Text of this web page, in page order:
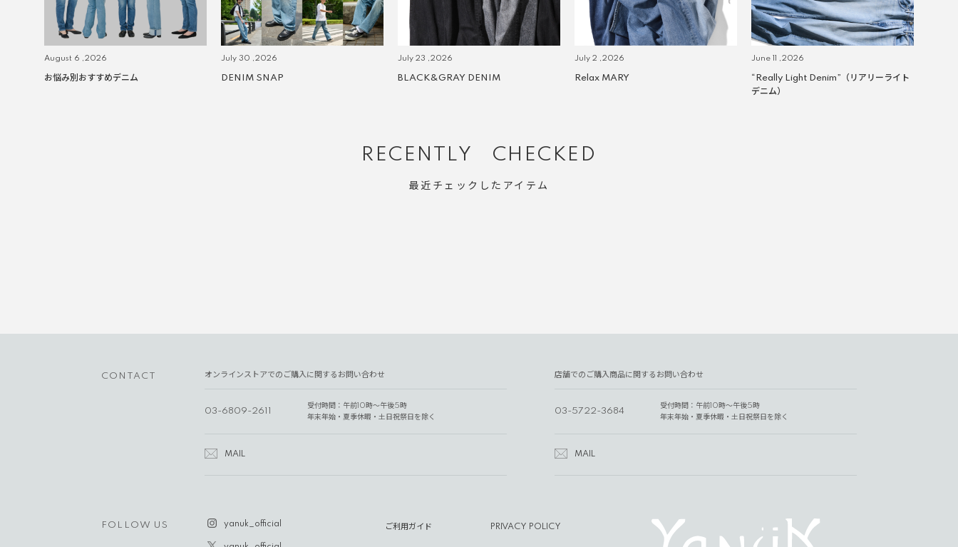
August 6 ,2026
お悩み別おすすめデニム
July 30 ,2026
DENIM SNAP
July 23 ,2026
BLACK&GRAY DENIM
July 2 ,2026
Relax MARY
June 11 ,2026
“Really Light Denim”（リアリーライト
デニム）
RECENTLY CHECKED
最近チェックしたアイテム
CONTACT オンラインストアでのご購入に関するお問い合わせ
03-6809-2611
受付時間：午前10時～午後5時
年末年始・夏季休暇・土日祝祭日を除く
MAIL
店舗でのご購入商品に関するお問い合わせ
03-5722-3684
受付時間：午前10時～午後5時
年末年始・夏季休暇・土日祝祭日を除く
MAIL
FOLLOW US yanuk_official ご利用ガイド PRIVACY POLICY